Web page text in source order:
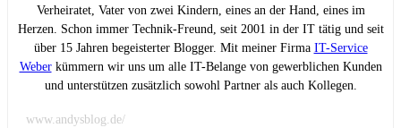
Verheiratet, Vater von zwei Kindern, eines an der Hand, eines im
Herzen. Schon immer Technik-Freund, seit 2001 in der IT tätig und seit
über 15 Jahren begeisterter Blogger. Mit meiner Firma IT-Service
Weberkümmern wir uns um alle IT-Belange von gewerblichen Kunden
und unterstützen zusätzlich sowohl Partner als auch Kollegen.
www.andysblog.de/